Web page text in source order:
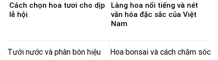
Cách chọn hoa tươi cho dịp
lễ hội
Làng hoa nổi tiếng và nét
văn hóa đặc sắc của Việt
Nam
Tưới nước và phân bón hiệu
Hoa bonsai và cách chăm sóc